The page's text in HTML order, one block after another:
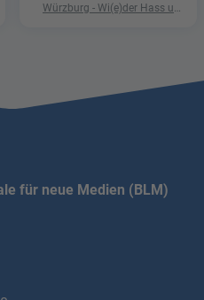
Würzburg - Wi(e)der Hass und
für neue Medien (BLM)